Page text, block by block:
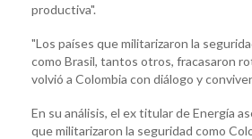
productiva".
"Los países que militarizaron la
como Brasil, tantos otros, fracasaron
volvió a Colombia con diálogo y
En su análisis, el ex titular de Energía
que militarizaron la seguridad como